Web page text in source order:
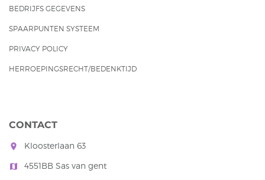
BEDRIJFS GEGEVENS
SPAARPUNTEN SYSTEEM
PRIVACY POLICY
HERROEPINGSRECHT/BEDENKTIJD
CONTACT
room Kloosterlaan 63
map 4551BB Sas van gent